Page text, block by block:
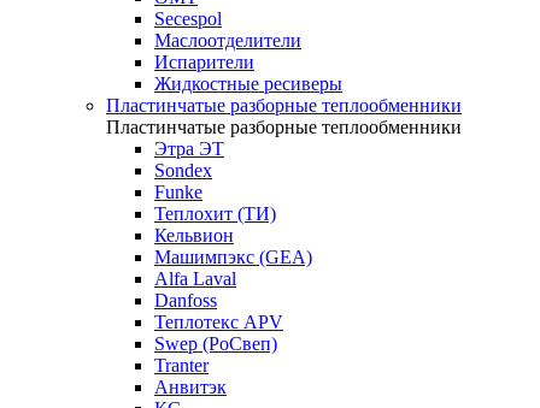
Secespol
Маслоотделители
Испарители
Жидкостные ресиверы
Пластинчатые разборные теплообменники
Пластинчатые разборные теплообменники
Этра ЭТ
Sondex
Funke
Теплохит (ТИ)
Кельвион
Машимпэкс (GEA)
Alfa Laval
Danfoss
Теплотекс APV
Swep (РоСвеп)
Tranter
Анвитэк